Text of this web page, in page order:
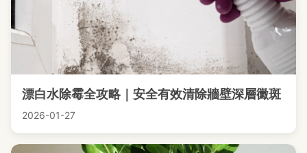
漂白水除霉全攻略｜安全有效清除牆壁深層黴斑
2026-01-27